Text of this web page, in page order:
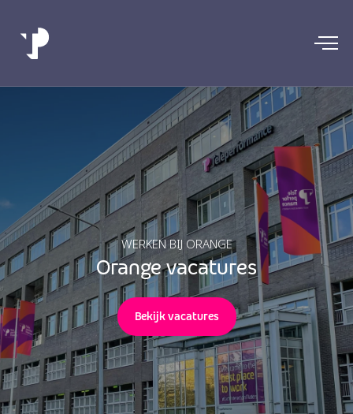
WERKEN BIJ ORANGE
Orange vacatures
Bekijk vacatures